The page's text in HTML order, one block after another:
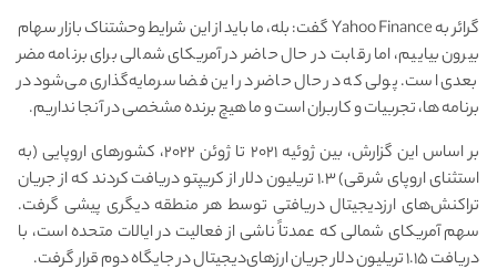
گرائر به Yahoo Finance گفت: بله، ما باید از این شرایط وحشتناک بازار سهام
بیرون بیاییم، اما رقابت در حال حاضر در آمریکای شمالی برای برنامه مضر
بعدی است. پولی که در حال حاضر در این فضا سرمایه‌گذاری می‌شود در
برنامه ها، تجربیات و کاربران است و ما هیچ برنده مشخصی در آنجا نداریم.
بر اساس این گزارش، بین ژوئیه ۲۰۲۱ تا ژوئن ۲۰۲۲، کشورهای اروپایی (به
استثنای اروپای شرقی) ۱.۳ تریلیون دلار از کریپتو دریافت کردند که از جریان
تراکنش‌های ارز‌دیجیتال دریافتی توسط هر منطقه دیگری پیشی گرفت.
سهم آمریکای شمالی که عمدتاً ناشی از فعالیت در ایالات متحده است، با
دریافت ۱.۱۵ تریلیون دلار جریان ارزهای‌دیجیتال در جایگاه دوم قرار گرفت.